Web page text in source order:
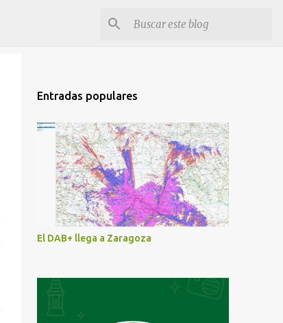
Entradas populares
El DAB+ llega a Zaragoza